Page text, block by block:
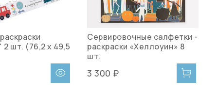
2 шт. (76,2 x 49,5
Сервировочные салфетки -
раскраски «Хеллоуин» 8
шт.
3 300 ₽